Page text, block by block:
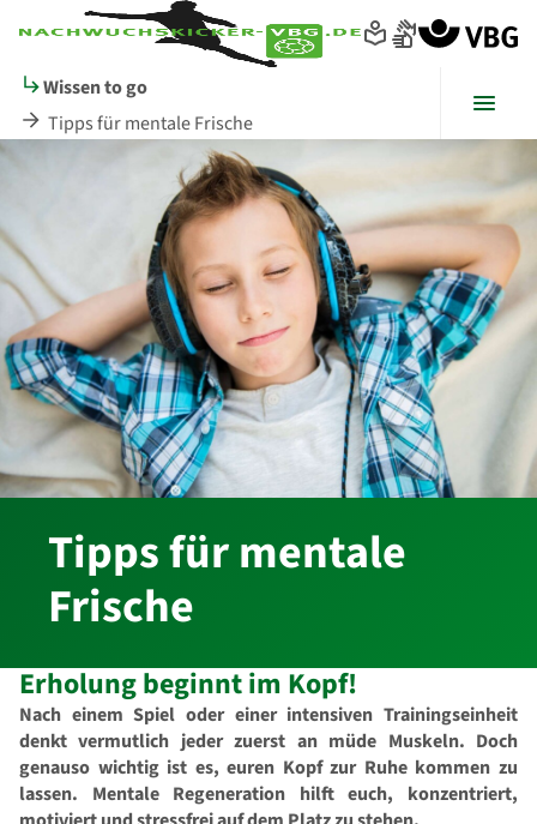
Seitenanfang
zum
zur
im
Fußbereich
Wissen to go
Tipps für mentale Frische
Menü
Hauptinhalt
Tipps für mentale
Frische
Erholung beginnt im Kopf!
Nach einem Spiel oder einer intensiven Trainingseinheit
denkt vermutlich jeder zuerst an müde Muskeln. Doch
genauso wichtig ist es, euren Kopf zur Ruhe kommen zu
lassen. Mentale Regeneration hilft euch, konzentriert,